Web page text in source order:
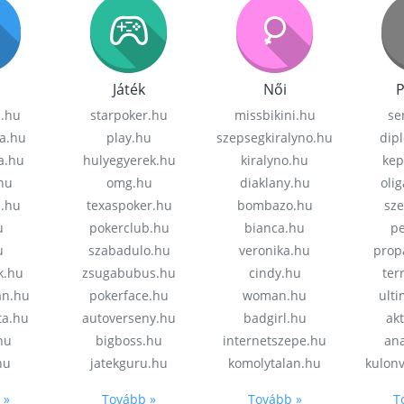
»
Játék
starpoker.hu
play.hu
hulyegyerek.hu
omg.hu
texaspoker.hu
pokerclub.hu
szabadulo.hu
zsugabubus.hu
pokerface.hu
autoverseny.hu
bigboss.hu
jatekguru.hu
Tovább »
Női
missbikini.hu
szepsegkiralyno.hu
kiralyno.hu
diaklany.hu
bombazo.hu
bianca.hu
veronika.hu
cindy.hu
woman.hu
badgirl.hu
internetszepe.hu
komolytalan.hu
Tovább »